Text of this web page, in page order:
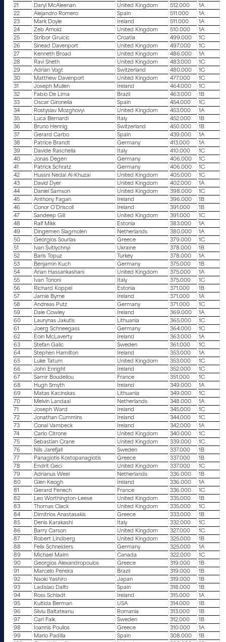
21
Daryl McAleenan United Kingdom 512.000
1A
22
Alejandro Romero Spain 511.000
1A
23
Mark Doyle Ireland 511.000
1A
24
Zeb Arnold United Kingdom 510.000
1A
25
Stribor Gruicic Croatia 499.000
1C
26
Sinead Davenport United Kingdom 497.000
1C
27
Kenneth Broad United Kingdom 486.000
1A
28
Ravi Sheth United Kingdom 483.000
1C
29
Adrian Vogt Switzerland 480.000
1C
30
Matthew Davenport United Kingdom 477.000
1C
31
Joseph Mullen Ireland 464.000
1C
32
Fabio De Lima Brazil 463.000
1B
33
Oscar Gironella Spain 454.000
1C
34
Rostyslav Mozghovyi United Kingdom 453.000
1A
35
Luca Bernardi Italy 452.000
1B
36
Bruno Hennig Switzerland 450.000
1B
37
Gerard Carbo Spain 439.000
1A
38
Patrice Brandt Germany 413.000
1A
39
Davide Raschella Italy 410.000
1C
40
Jonas Degen Germany 406.000
1C
41
Patrick Schratz Germany 406.000
1C
42
Hussni Nedal Al-Khuzai United Kingdom 405.000
1C
43
David Dyer United Kingdom 402.000
1A
44
Daniel Samson United Kingdom 398.000
1C
45
Anthony Fagan Ireland 396.000
1B
46
Conor O’Driscoll Ireland 391.000
1B
47
Sandeep Gill United Kingdom 391.000
1C
48
Ralf Mikk Estonia 383.000
1A
49
Dingemen Slagmolen Netherlands 380.000
1A
50
Georgios Sourlas Greece 379.000
1C
51
Ivan Svitlychnyi Ukraine 378.000
1B
52
Baris Topuz Turkey 378.000
1A
53
Benjamin Kuch Germany 375.000
1B
54
Arian Hassankashani United Kingdom 375.000
1A
55
Ivan Tononi Italy 375.000
1C
56
Richard Koppel Estonia 371.000
1B
57
Jamie Byrne Ireland 371.000
1A
58
Andreas Putz Germany 371.000
1C
59
Dale Cowley Ireland 369.000
1A
60
Laurynas Jakutis Lithuania 365.000
1C
61
Joerg Schneegass Germany 364.000
1C
62
Eoin McLaverty Ireland 363.000
1A
63
Stefan Galic Sweden 361.000
1C
64
Stephen Hamilton Ireland 353.000
1A
65
Luke Tatum United Kingdom 353.000
1C
66
John Enright Ireland 352.000
1C
67
Samir Boudeliou France 351.000
1C
68
Hugh Smyth Ireland 349.000
1A
69
Matas Kacinskas Lithuania 349.000
1C
70
Melvin Landaal Netherlands 348.000
1A
71
Joseph Ward Ireland 345.000
1C
72
Jonathan Cummins Ireland 344.000
1C
73
Conal Vambeck Ireland 342.000
1A
74
Carlo Citrone United Kingdom 340.000
1C
75
Sebastian Crane United Kingdom 339.000
1C
76
Nils Jarefjall Sweden 337.000
1B
77
Panagiotis Kostopanagiotis Greece 337.000
1B
78
Endrit Geci United Kingdom 337.000
1C
79
Adrianus Weel Netherlands 336.000
1B
80
Glen Keogh Ireland 336.000
1A
81
Gerard Fenech France 336.000
1C
82
Leo Worthington-Leese United Kingdom 335.000
1B
83
Thomas Clack United Kingdom 335.000
1C
84
Dimitrios Anastasakis Greece 333.000
1B
85
Denis Karakashi Italy 332.000
1C
86
Barry Carson United Kingdom 327.000
1C
87
Robert Lindberg United Kingdom 325.000
1B
88
Felix Schneiders Germany 325.000
1A
89
Michael Malm Canada 322.000
1C
90
Georgios Alexandropoulos Greece 319.000
1B
91
Marcelo Pereira Brazil 319.000
1B
92
Naoki Yashiro Japan 319.000
1B
93
Ladislao Dalfo Spain 318.000
1B
94
Ross Schladt Ireland 315.000
1A
95
Kultida Berman USA 314.000
1B
96
Silviu Baltateanu Romania 313.000
1B
97
Carl Falk Sweden 312.000
1B
98
Ioannis Poullos Greece 310.000
1A
99
Mario Padilla Spain 308.000
1B